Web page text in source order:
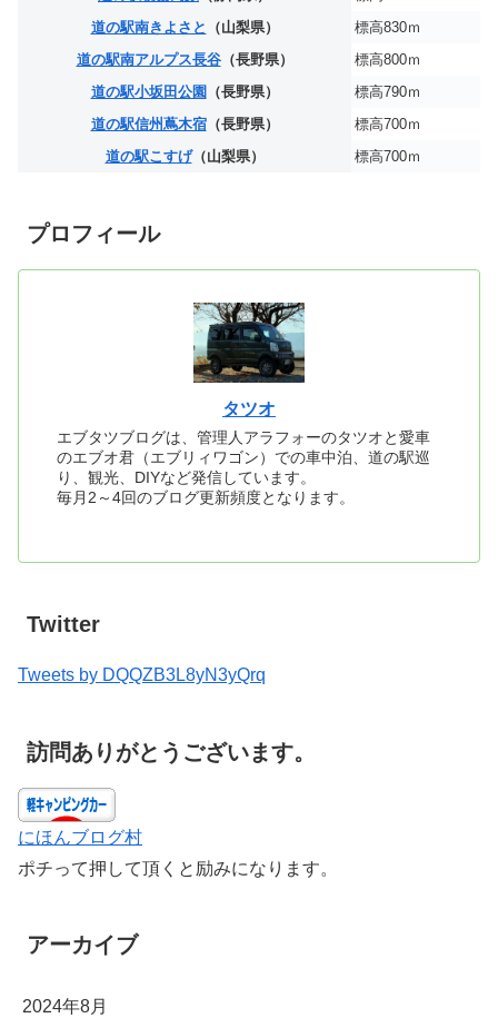
道の駅南きよさと （山梨県）
標高830ｍ
道の駅南アルプス長谷（長野県）
標高800ｍ
道の駅小坂田公園 （長野県）
標高790ｍ
道の駅信州蔦木宿（長野県）
標高700ｍ
道の駅こすげ（山梨県） 標高700ｍ
プロフィール
タツオ
エブタツブログは、管理人アラフォーのタツオと愛車
のエブオ君（エブリィワゴン）での車中泊、道の駅巡
り、観光、DIYなど発信しています。
毎月2～4回のブログ更新頻度となります。
Twitter
Tweets by DQQZB3L8yN3yQrq
訪問ありがとうございます。
にほんブログ村
ポチって押して頂くと励みになります。
アーカイブ
2024年8月